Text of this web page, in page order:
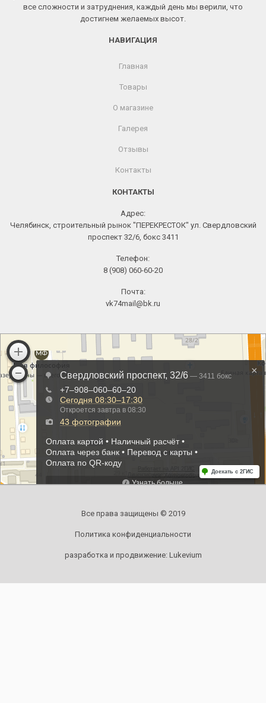
все сложности и затруднения, каждый день мы верили, что
достигнем желаемых высот.
НАВИГАЦИЯ
Главная
Товары
О магазине
Галерея
Отзывы
Контакты
КОНТАКТЫ
Адрес:
Челябинск, строительный рынок "ПЕРЕКРЕСТОК" ул. Свердловский
проспект 32/6, бокс 3411
Телефон:
8 (908) 060-60-20
Почта:
vk74mail@bk.ru
Все права защищены © 2019
Политика конфиденциальности
разработка и продвижение: Lukevium